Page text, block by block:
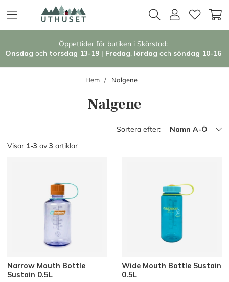
Öppettider för butiken i Skärstad:
Onsdag och torsdag 13-19 | Fredag, lördag och söndag 10-16
Hem Nalgene
Nalgene
Sortera efter:
Namn A-Ö
Visar 1-3 av 3 artiklar
Narrow Mouth Bottle
Sustain 0.5L
Wide Mouth Bottle Sustain
0.5L